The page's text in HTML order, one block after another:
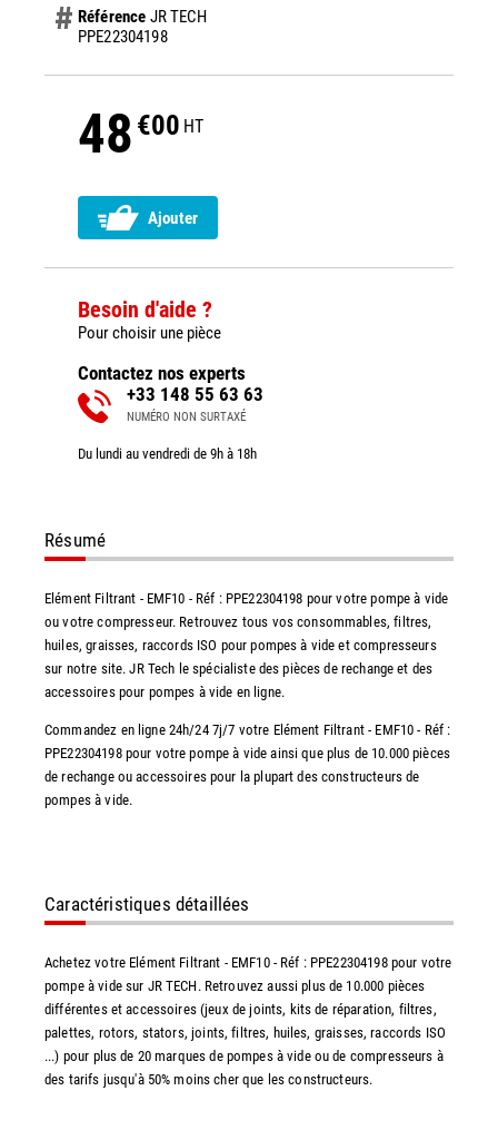
Référence JR TECH
PPE22304198
48 €00 HT
Ajouter
Besoin d'aide ?
Pour choisir une pièce
Contactez nos experts
+33 148 55 63 63
NUMÉRO NON SURTAXÉ
Du lundi au vendredi de 9h à 18h
Résumé
Elément Filtrant - EMF10 - Réf : PPE22304198 pour votre pompe à vide
ou votre compresseur. Retrouvez tous vos consommables, filtres,
huiles, graisses, raccords ISO pour pompes à vide et compresseurs
sur notre site. JR Tech le spécialiste des pièces de rechange et des
accessoires pour pompes à vide en ligne.
Commandez en ligne 24h/24 7j/7 votre Elément Filtrant - EMF10 - Réf :
PPE22304198 pour votre pompe à vide ainsi que plus de 10.000 pièces
de rechange ou accessoires pour la plupart des constructeurs de
pompes à vide.
Caractéristiques détaillées
Achetez votre Elément Filtrant - EMF10 - Réf : PPE22304198 pour votre
pompe à vide sur JR TECH. Retrouvez aussi plus de 10.000 pièces
différentes et accessoires (jeux de joints, kits de réparation, filtres,
palettes, rotors, stators, joints, filtres, huiles, graisses, raccords ISO
...) pour plus de 20 marques de pompes à vide ou de compresseurs à
des tarifs jusqu'à 50% moins cher que les constructeurs.